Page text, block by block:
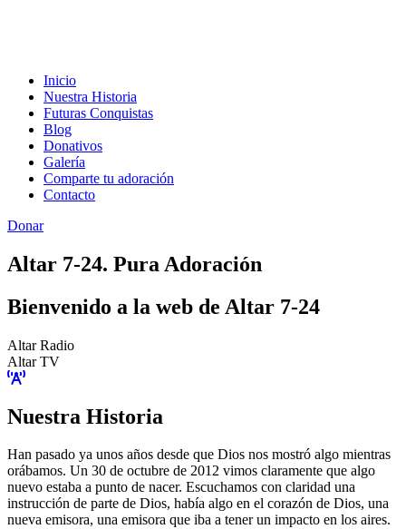
Inicio
Nuestra Historia
Futuras Conquistas
Blog
Donativos
Galería
Comparte tu adoración
Contacto
Donar
Altar 7-24. Pura Adoración
Bienvenido a la web de Altar 7-24
Altar Radio
Altar TV
Nuestra Historia
Han pasado ya unos años desde que Dios nos mostró algo mientras
orábamos. Un 30 de octubre de 2012 vimos claramente que algo
nuevo estaba a punto de nacer. Escuchamos con claridad una
instrucción de parte de Dios, había algo en el corazón de Dios, una
nueva emisora, una emisora que iba a tener un impacto en los aires.